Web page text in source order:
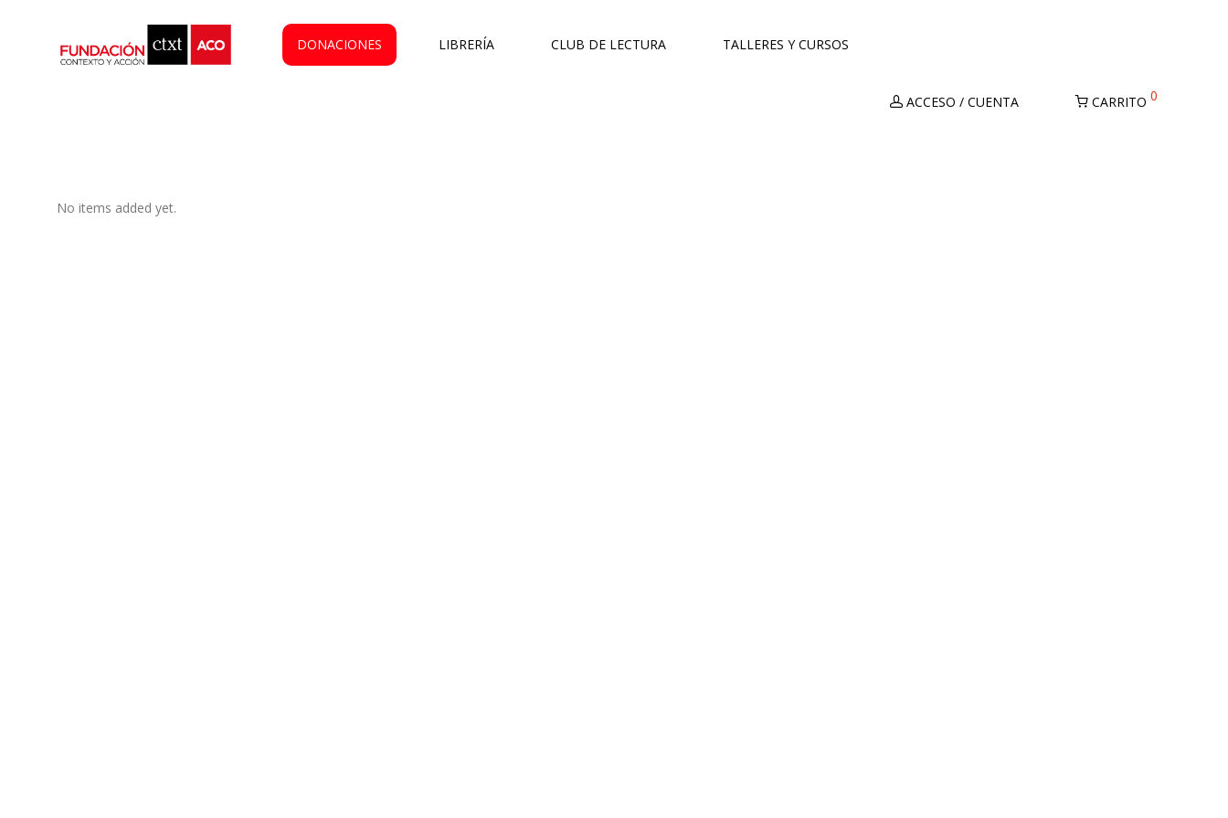
DONACIONES LIBRERÍA CLUB DE LECTURA TALLERES Y CURSOS
ACCESO / CUENTA CARRITO 0
No items added yet.